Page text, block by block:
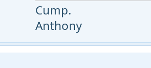
Cump.
Anthony